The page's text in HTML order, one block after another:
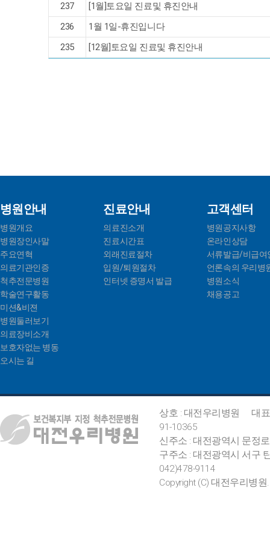
237
[1월]토요일 진료및 휴진안내
236
1월 1일-휴진입니다
235
[12월]토요일 진료및 휴진안내
병원안내
병원개요
병원장인사말
주요연혁
의료기관인증
척추전문병원
학술연구활동
미션&비젼
병원둘러보기
의료장비소개
보호자없는 병동
오시는 길
진료안내
의료진소개
진료시간표
외래진료절차
입원/퇴원절차
인터넷 증명서 발급
고객센터
병원공지사항
온라인상담
서류발급/비급여
언론속의 우리병
병원소식
채용공고
상호 : 대전우리병원
대
91-10365
신주소 : 대전광역시 문정
구주소 : 대전광역시 서구
042)478-9114
Copyright (C) 대전우리병원